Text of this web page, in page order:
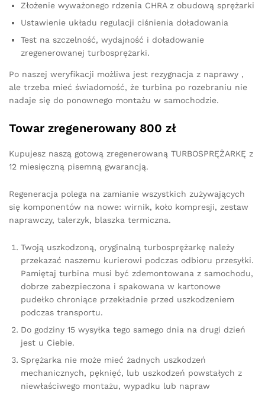
Złożenie wyważonego rdzenia CHRA z obudową sprężarki
Ustawienie układu regulacji ciśnienia doładowania
Test na szczelność, wydajność i doładowanie
zregenerowanej turbosprężarki.
Po naszej weryfikacji możliwa jest rezygnacja z naprawy ,
ale trzeba mieć świadomość, że turbina po rozebraniu nie
nadaje się do ponownego montażu w samochodzie.
Towar zregenerowany 800 zł
Kupujesz naszą gotową zregenerowaną TURBOSPRĘŻARKĘ z
12 miesięczną pisemną gwarancją.
Regeneracja polega na zamianie wszystkich zużywających
się komponentów na nowe: wirnik, koło kompresji, zestaw
naprawczy, talerzyk, blaszka termiczna.
Twoją uszkodzoną, oryginalną turbosprężarkę należy
przekazać naszemu kurierowi podczas odbioru przesyłki.
Pamiętaj turbina musi być zdemontowana z samochodu,
dobrze zabezpieczona i spakowana w kartonowe
pudełko chroniące przekładnie przed uszkodzeniem
podczas transportu.
Do godziny 15 wysyłka tego samego dnia na drugi dzień
jest u Ciebie.
Sprężarka nie może mieć żadnych uszkodzeń
mechanicznych, pęknięć, lub uszkodzeń powstałych z
niewłaściwego montażu, wypadku lub napraw